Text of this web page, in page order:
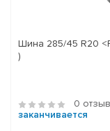
Шина 285/45 R20
)
0
заканчивается